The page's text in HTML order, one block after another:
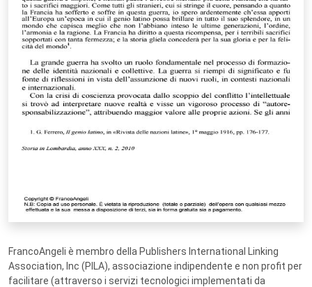
FrancoAngeli è membro della Publishers International Linking
Association, Inc (PILA), associazione indipendente e non profit per
facilitare (attraverso i servizi tecnologici implementati da